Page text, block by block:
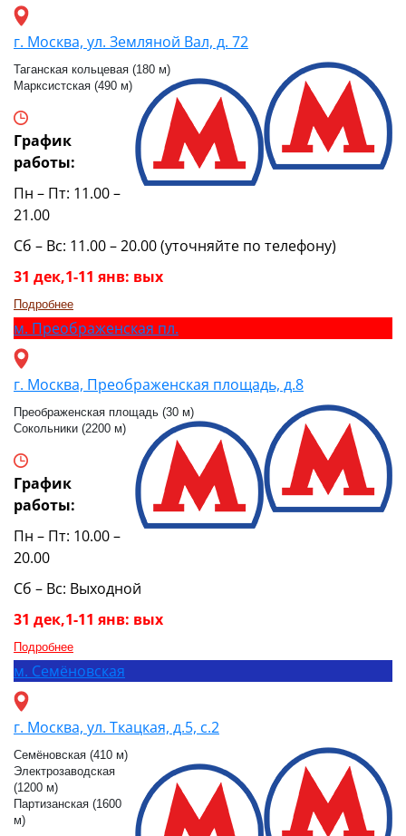
г. Москва, ул. Земляной Вал, д. 72
Таганская кольцевая (180 м)
Марксистская (490 м)
График
работы:
Пн – Пт: 11.00 –
21.00
Сб – Вс: 11.00 – 20.00 (уточняйте по телефону)
31 дек,1-11 янв: вых
Подробнее
м. Преображенская пл.
г. Москва, Преображенская площадь, д.8
Преображенская площадь (30 м)
Сокольники (2200 м)
График
работы:
Пн – Пт: 10.00 –
20.00
Сб – Вс: Выходной
31 дек,1-11 янв: вых
Подробнее
м. Семёновская
г. Москва, ул. Ткацкая, д.5, с.2
Семёновская (410 м)
Электрозаводская
(1200 м)
Партизанская (1600
м)